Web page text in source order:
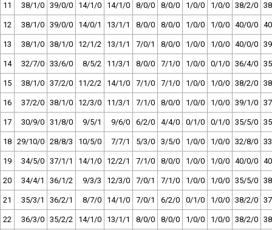
11 38/1/0 39/0/0 14/1/0 14/1/0 8/0/0 8/0/0 1/0/0 1/0/0 38/2/0
12 38/1/0 39/0/0 14/0/1 13/1/1 8/0/0 8/0/0 1/0/0 1/0/0 40/0/0
13 38/1/0 38/1/0 12/1/2 13/1/1 7/0/1 8/0/0 1/0/0 1/0/0 40/0/0
14 32/7/0 33/6/0 8/5/2 11/3/1 8/0/0 7/1/0 1/0/0 0/1/0 36/4/0
15 38/1/0 37/2/0 11/2/2 14/1/0 7/1/0 7/1/0 1/0/0 1/0/0 38/2/0
16 37/2/0 38/1/0 12/3/0 11/3/1 7/1/0 8/0/0 1/0/0 1/0/0 39/1/0
17 30/9/0 31/8/0 9/5/1 9/6/0 6/2/0 4/4/0 0/1/0 0/1/0 35/5/0
18 29/10/0 28/8/3 10/5/0 7/7/1 5/3/0 3/5/0 1/0/0 1/0/0 32/8/0
19 34/5/0 37/1/1 14/1/0 12/2/1 7/1/0 8/0/0 1/0/0 1/0/0 40/0/0
20 34/4/1 36/1/2 9/3/3 12/3/0 7/0/1 7/1/0 1/0/0 1/0/0 35/5/0
21 35/3/1 36/2/1 8/7/0 14/1/0 7/0/1 6/2/0 0/1/0 1/0/0 38/2/0
22 36/3/0 35/2/2 14/1/0 13/1/1 8/0/0 8/0/0 1/0/0 1/0/0 38/2/0